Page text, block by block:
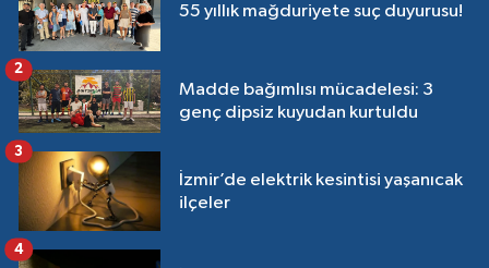
55 yıllık mağduriyete suç duyurusu!
Madde bağımlısı mücadelesi: 3
genç dipsiz kuyudan kurtuldu
2
İzmir’de elektrik kesintisi yaşanıcak
ilçeler
3
4